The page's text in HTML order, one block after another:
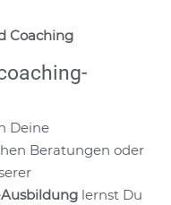
Coaching
Deine
Beratungen oder
lernst Du